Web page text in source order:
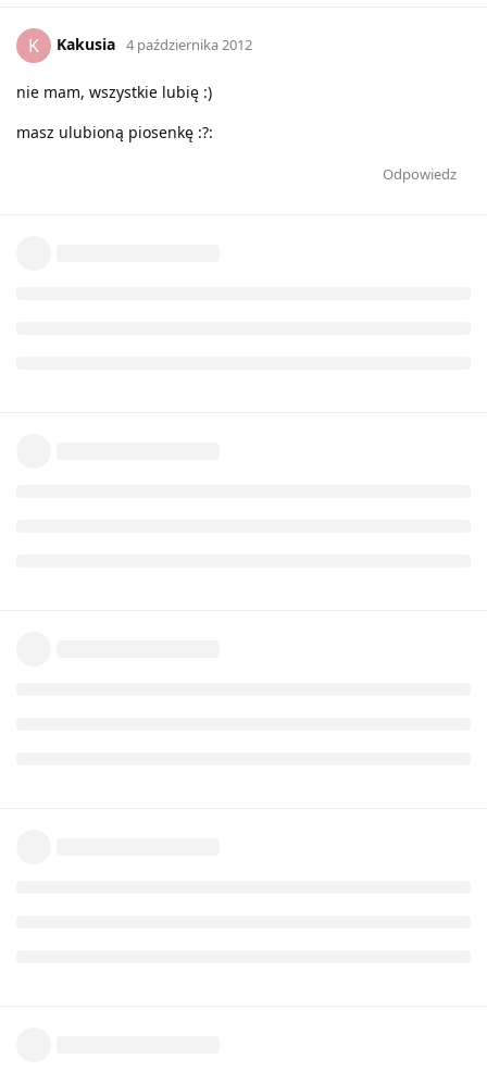
K Kakusia 4 października 2012
nie mam, wszystkie lubię :)
masz ulubioną piosenkę :?:
Odpowiedz